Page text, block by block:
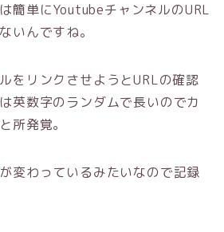
簡単にYoutubeチャンネルのURL
いんですね。
をリンクさせようとURLの確認
英数字のランダムで長いのでカ
所発覚。
変わっているみたいなので記録